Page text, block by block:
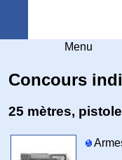
Menu
Concours
25 mètres,